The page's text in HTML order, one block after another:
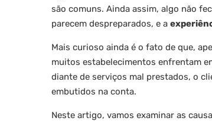
são comuns. Ainda assim, algo não
parecem despreparados, e a
Mais curioso ainda é o fato de que,
muitos estabelecimentos enfrentam
diante de serviços mal prestados, o
embutidos na conta.
Neste artigo, vamos examinar as